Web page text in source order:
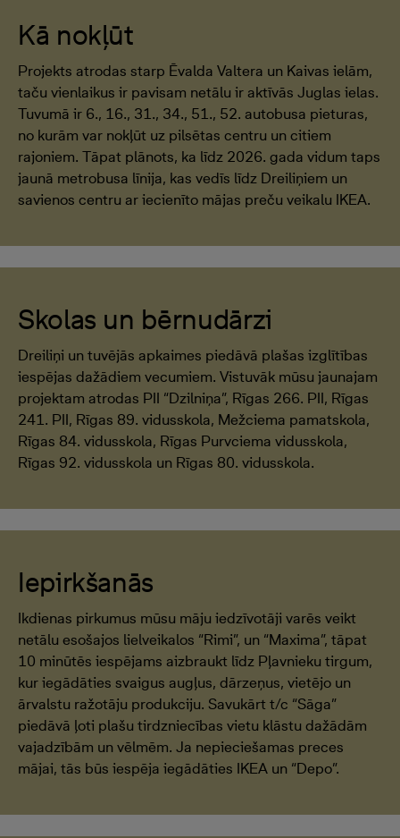
Kā nokļūt
Projekts atrodas starp Ēvalda Valtera un Kaivas ielām,
taču vienlaikus ir pavisam netālu ir aktīvās Juglas ielas.
Tuvumā ir 6., 16., 31., 34., 51., 52. autobusa pieturas,
no kurām var nokļūt uz pilsētas centru un citiem
rajoniem. Tāpat plānots, ka līdz 2026. gada vidum taps
jaunā metrobusa līnija, kas vedīs līdz Dreiliņiem un
savienos centru ar iecienīto mājas preču veikalu IKEA.
Skolas un bērnudārzi
Dreiliņi un tuvējās apkaimes piedāvā plašas izglītības
iespējas dažādiem vecumiem. Vistuvāk mūsu jaunajam
projektam atrodas PII “Dzilniņa”, Rīgas 266. PII, Rīgas
241. PII, Rīgas 89. vidusskola, Mežciema pamatskola,
Rīgas 84. vidusskola, Rīgas Purvciema vidusskola,
Rīgas 92. vidusskola un Rīgas 80. vidusskola.
Iepirkšanās
Ikdienas pirkumus mūsu māju iedzīvotāji varēs veikt
netālu esošajos lielveikalos “Rimi”, un “Maxima”, tāpat
10 minūtēs iespējams aizbraukt līdz Pļavnieku tirgum,
kur iegādāties svaigus augļus, dārzeņus, vietējo un
ārvalstu ražotāju produkciju. Savukārt t/c “Sāga”
piedāvā ļoti plašu tirdzniecības vietu klāstu dažādām
vajadzībām un vēlmēm. Ja nepieciešamas preces
mājai, tās būs iespēja iegādāties IKEA un “Depo”.